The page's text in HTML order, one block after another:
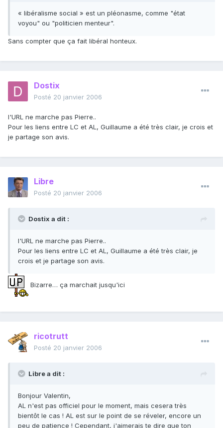
« libéralisme social » est un pléonasme, comme "état
voyou" ou "politicien menteur".
Sans compter que ça fait libéral honteux.
Dostix
Posté 20 janvier 2006
l'URL ne marche pas Pierre..
Pour les liens entre LC et AL, Guillaume a été très clair, je crois et
je partage son avis.
Libre
Posté 20 janvier 2006
Dostix a dit :
l'URL ne marche pas Pierre..
Pour les liens entre LC et AL, Guillaume a été très clair, je
crois et je partage son avis.
Bizarre… ça marchait jusqu'ici
ricotrutt
Posté 20 janvier 2006
Libre a dit :
Bonjour Valentin,
AL n'est pas officiel pour le moment, mais cesera très
bientôt le cas ! AL est sur le point de se réveler, encore un
peu de patience ! Cependant, j'aimerais te dire que ton